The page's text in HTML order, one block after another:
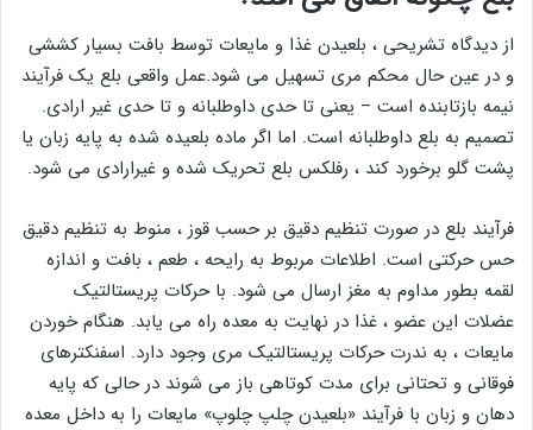
از دیدگاه تشریحی ، بلعیدن غذا و مایعات توسط بافت بسیار کششی
و در عین حال محکم مری تسهیل می شود.عمل واقعی بلع یک فرآیند
نیمه بازتابنده است – یعنی تا حدی داوطلبانه و تا حدی غیر ارادی.
تصمیم به بلع داوطلبانه است. اما اگر ماده بلعیده شده به پایه زبان یا
پشت گلو برخورد کند ، رفلکس بلع تحریک شده و غیرارادی می شود.
فرآیند بلع در صورت تنظیم دقیق بر حسب قوز ، منوط به تنظیم دقیق
حس حرکتی است. اطلاعات مربوط به رایحه ، طعم ، بافت و اندازه
لقمه بطور مداوم به مغز ارسال می شود. با حرکات پریستالتیک
عضلات این عضو ، غذا در نهایت به معده راه می یابد. هنگام خوردن
مایعات ، به ندرت حرکات پریستالتیک مری وجود دارد. اسفنکترهای
فوقانی و تحتانی برای مدت کوتاهی باز می شوند در حالی که پایه
دهان و زبان با فرآیند «بلعیدن چلپ چلوپ» مایعات را به داخل معده